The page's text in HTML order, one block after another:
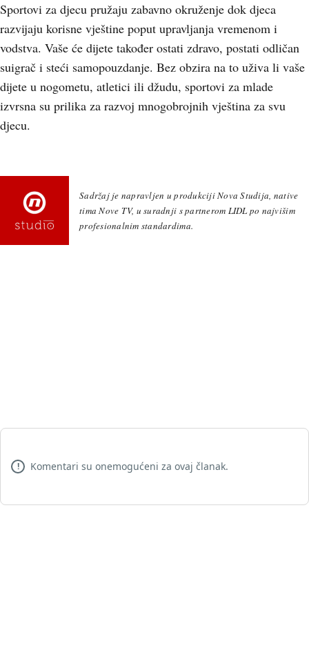
Sportovi za djecu pružaju zabavno okruženje dok djeca
razvijaju korisne vještine poput upravljanja vremenom i
vodstva. Vaše će dijete također ostati zdravo, postati odličan
suigrač i steći samopouzdanje. Bez obzira na to uživa li vaše
dijete u nogometu, atletici ili džudu, sportovi za mlade
izvrsna su prilika za razvoj mnogobrojnih vještina za svu
djecu.
Sadržaj je napravljen u produkciji Nova Studija, native
tima Nove TV, u suradnji s partnerom LIDL po najvišim
profesionalnim standardima.
! Komentari su onemogućeni za ovaj članak.